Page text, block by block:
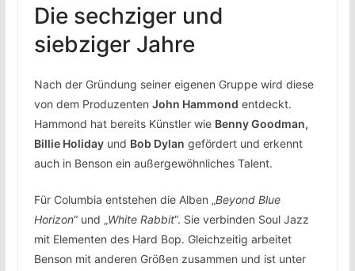
Die sechziger und
siebziger Jahre
Nach der Gründung seiner eigenen Gruppe wird diese
von dem Produzenten John Hammond entdeckt.
Hammond hat bereits Künstler wie Benny Goodman,
Billie Holidayund Bob Dylan gefördert und erkennt
auch in Benson ein außergewöhnliches Talent.
Für Columbia entstehen die Alben „Beyond Blue
Horizon“ und „White Rabbit“. Sie verbinden Soul Jazz
mit Elementen des Hard Bop. Gleichzeitig arbeitet
Benson mit anderen Größen zusammen und ist unter